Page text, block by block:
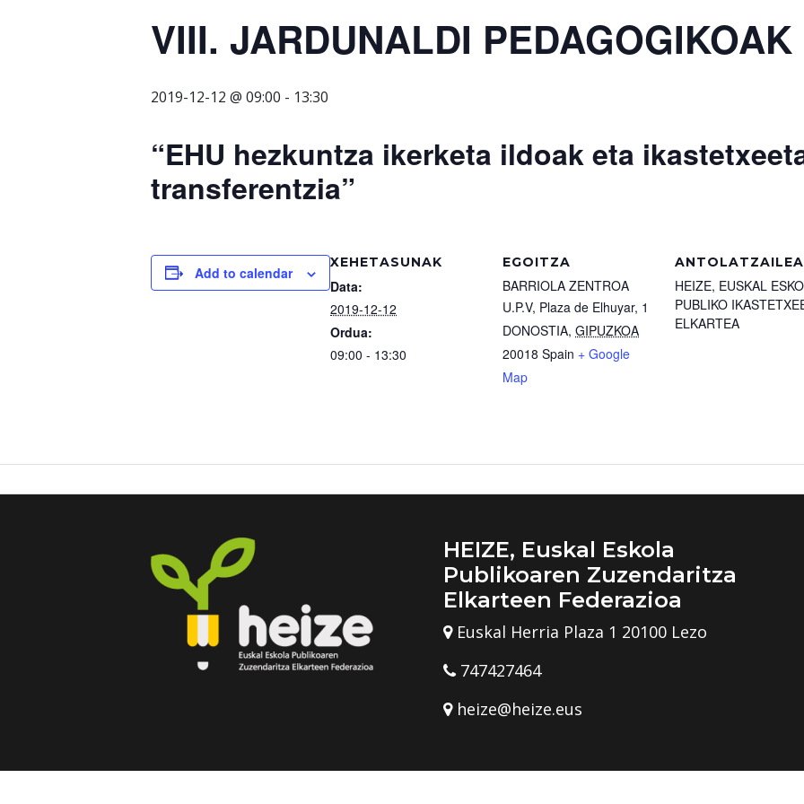
VIII. JARDUNALDI PEDAGOGIKOAK
2019-12-12 @ 09:00 - 13:30
“EHU hezkuntza ikerketa ildoak eta
transferentzia”
Add to calendar
XEHETASUNAK
Data:
2019-12-12
Ordua:
09:00 - 13:30
EGOITZA
BARRIOLA ZENTROA
U.P.V, Plaza de Elhuyar, 1
DONOSTIA, GIPUZKOA
20018 Spain + Google
Map
ANTOLATZAILEA
HEIZE, EUSKAL
PUBLIKO
ELKARTEA
HEIZE, Euskal Eskola
Publikoaren Zuzendaritza
Elkarteen Federazioa
Euskal Herria Plaza 1 20100 Lezo
747427464
heize@heize.eus